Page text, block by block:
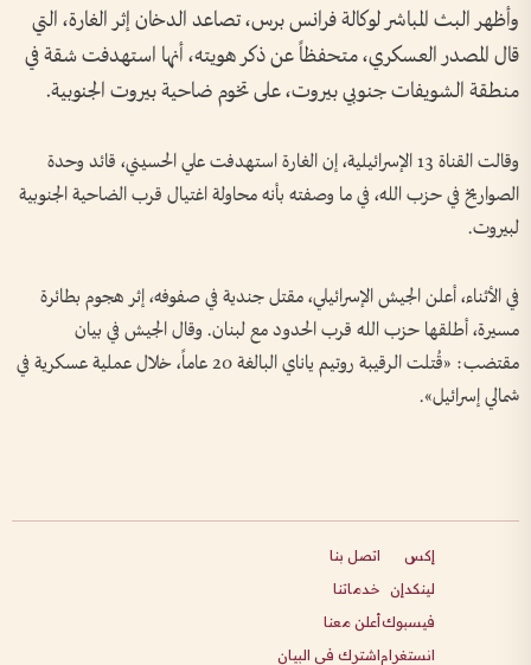
وأظهر البث المباشر لوكالة فرانس برس، تصاعد الدخان إثر الغارة، التي
قال المصدر العسكري، متحفظاً عن ذكر هويته، أنها استهدفت شقة في
منطقة الشويفات جنوبي بيروت، على تخوم ضاحية بيروت الجنوبية.
وقالت القناة 13 الإسرائيلية، إن الغارة استهدفت علي الحسيني، قائد وحدة
الصواريخ في حزب الله، في ما وصفته بأنه محاولة اغتيال قرب الضاحية الجنوبية
لبيروت.
في الأثناء، أعلن الجيش الإسرائيلي، مقتل جندية في صفوفه، إثر هجوم بطائرة
مسيرة، أطلقها حزب الله قرب الحدود مع لبنان. وقال الجيش في بيان
مقتضب: «قُتلت الرقيبة روتيم ياناي البالغة 20 عاماً، خلال عملية عسكرية في
شمالي إسرائيل».
إكس
لينكدإن
فيسبوك
انستغرام
اتصل بنا
خدماتنا
أعلن معنا
اشترك في البيان